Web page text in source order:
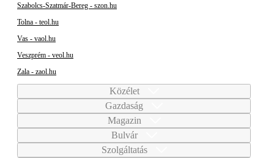
Szabolcs-Szatmár-Bereg - szon.hu
Tolna - teol.hu
Vas - vaol.hu
Veszprém - veol.hu
Zala - zaol.hu
Közélet
Gazdaság
Magazin
Bulvár
Szolgáltatás